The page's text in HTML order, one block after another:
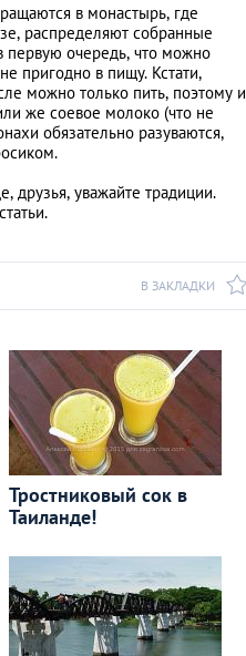
в монастырь, где
распределяют собранные
первую очередь, что можно
пригодно в пищу. Кстати,
можно только пить, поэтому и
же соевое молоко (что не
обязательно разуваются,
друзья, уважайте традиции.
В ЗАКЛАДКИ
Тростниковый сок в
Таиланде!